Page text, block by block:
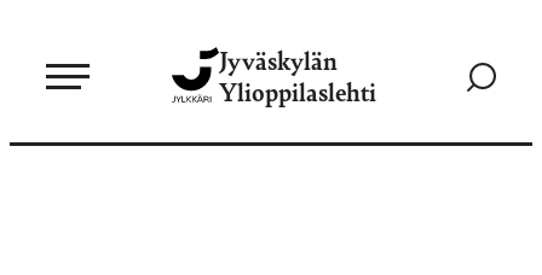
sisältöön
Jyväskylän
Ylioppilaslehti
Siirry